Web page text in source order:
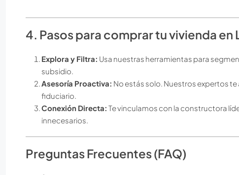
4. Pasos para comprar tu vivienda
Explora y Filtra: Usa nuestras herramientas para
subsidio.
Asesoría Proactiva: No estás solo. Nuestros expertos
fiduciario.
Conexión Directa: Te vinculamos con la constructora
innecesarios.
Preguntas Frecuentes (FAQ)